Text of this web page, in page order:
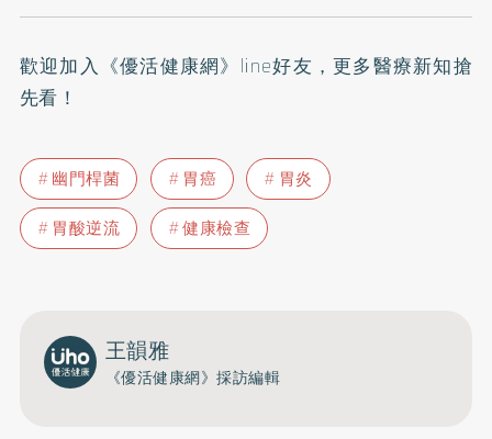
歡迎加入 《優活健康網》line好友 ，更多醫療新知搶
先看！
幽門桿菌 胃癌
胃炎
胃酸逆流
健康檢查
王韻雅
《優活健康網》採訪編輯